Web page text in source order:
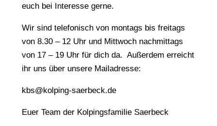
euch bei Interesse gerne.
Wir sind telefonisch von montags bis freitags
von 8.30 – 12 Uhr und Mittwoch nachmittags
von 17 – 19 Uhr für dich da. Außerdem erreicht
ihr uns über unsere Mailadresse:
kbs@kolping-saerbeck.de
Euer Team der Kolpingsfamilie Saerbeck